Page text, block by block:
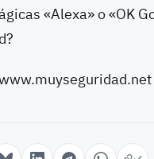
«Alexa» o «OK